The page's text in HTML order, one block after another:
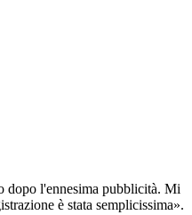
dopo l'ennesima pubblicità. Mi
è stata semplicissima».